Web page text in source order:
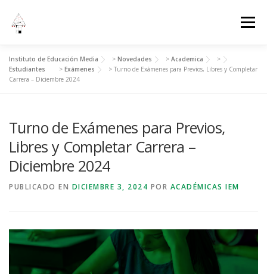
Menú
INICIO INSTITUCIONAL ADMINISTRACIÓN
Instituto de Educación Media > Novedades > Academica
>
Estudiantes
> Exámenes > Turno de Exámenes para Previos, Libres y Completar
Carrera – Diciembre 2024
Turno de Exámenes para Previos,
Libres y Completar Carrera –
Diciembre 2024
PUBLICADO EN DICIEMBRE 3, 2024 POR ACADÉMICAS IEM